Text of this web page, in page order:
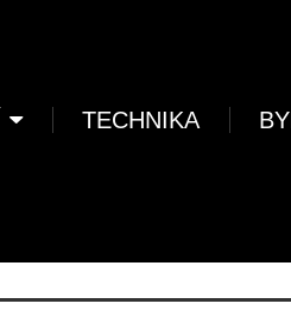
TECHNIKA